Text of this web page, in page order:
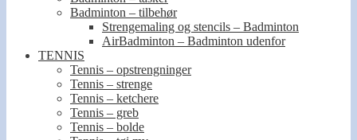
Badminton – tilbehør
Strengemaling og stencils – Badminton
AirBadminton – Badminton udenfor
TENNIS
Tennis – opstrengninger
Tennis – strenge
Tennis – ketchere
Tennis – greb
Tennis – bolde